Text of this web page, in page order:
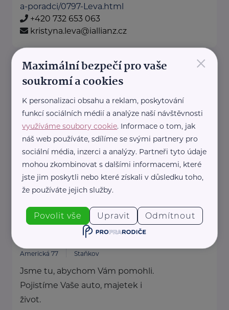
a-poradci/0797-Leva.html
+420 732 653 063
kristyna.leva@iallianz.cz
Allianz pojišťovna, a. s.
Husova 689 Blovice
Jsme tu, abychom Vám pomohli.
Pojistíme Vaše auto, majetek i
život.
https://www.allianz.cz/cs_CZ/pobocky-
a-poradci/0844-Sramek.html
+420 777 196 715
Allianz pojišťovna, a. s.
Americká 77 Staňkov
Jsme tu, abychom Vám pomohli.
Pojistíme Vaše auto, majetek i
život.
×
Maximální bezpečí pro vaše
soukromí a cookies
K personalizaci obsahu a reklam, poskytování
funkcí sociálních médií a analýze naší návštěvnosti
využíváme soubory cookie. Informace o tom, jak
náš web používáte, sdílíme se svými partnery pro
sociální média, inzerci a analýzy. Partneři tyto údaje
mohou zkombinovat s dalšími informacemi, které
jste jim poskytli nebo které získali v důsledku toho,
že používáte jejich služby.
Povolit vše Upravit Odmítnout